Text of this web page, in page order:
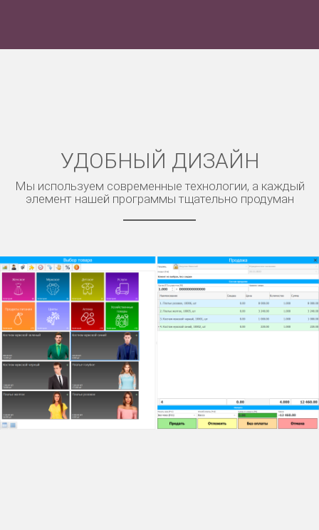
УДОБНЫЙ ДИЗАЙН
Мы используем современные технологии, а каждый
элемент нашей программы тщательно продуман